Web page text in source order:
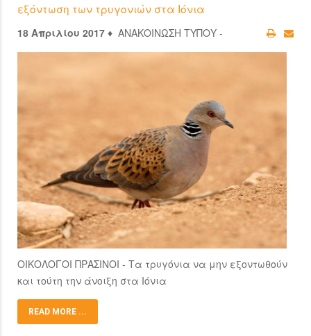
εξόντωση των τρυγονιών στα Ιόνια
18 Απριλίου 2017 ♦ ΑΝΑΚΟΙΝΩΣΗ ΤΥΠΟΥ -
ΟΙΚΟΛΟΓΟΙ ΠΡΑΣΙΝΟΙ - Τα τρυγόνια να μην εξοντωθούν
και τούτη την άνοιξη στα Ιόνια
READ MORE ...